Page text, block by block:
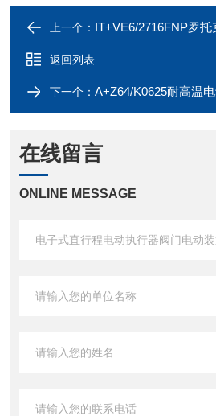
上一个： IT+VE6/2716FNP罗托克电动执
返回列表
下一个： A+Z64/K0625耐高温电动
在线留言
ONLINE MESSAGE